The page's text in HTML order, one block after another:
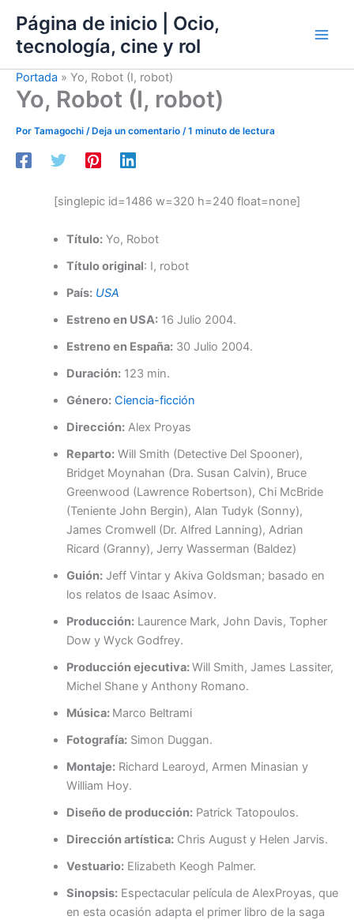
contenido
Página de inicio | Ocio,
tecnología, cine y rol
Portada » Yo, Robot (I, robot)
Yo, Robot (I, robot)
Por Tamagochi / Deja un comentario /1 minuto de lectura
[singlepic id=1486 w=320 h=240 float=none]
Título:Yo, Robot
Título original: I, robot
País: USA
Estreno en USA:16 Julio 2004.
Estreno en España:30 Julio 2004.
Duración:123 min.
Género: Ciencia-ficción
Dirección:Alex Proyas
Reparto:Will Smith (Detective Del Spooner),
Bridget Moynahan (Dra. Susan Calvin), Bruce
Greenwood (Lawrence Robertson), Chi McBride
(Teniente John Bergin), Alan Tudyk (Sonny),
James Cromwell (Dr. Alfred Lanning), Adrian
Ricard (Granny), Jerry Wasserman (Baldez)
Guión:Jeff Vintar y Akiva Goldsman; basado en
los relatos de Isaac Asimov.
Producción:Laurence Mark, John Davis, Topher
Dow y Wyck Godfrey.
Producción ejecutiva:Will Smith, James Lassiter,
Michel Shane y Anthony Romano.
Música: Marco Beltrami
Fotografía:Simon Duggan.
Montaje:Richard Learoyd, Armen Minasian y
William Hoy.
Diseño de producción:Patrick Tatopoulos.
Dirección artística:Chris August y Helen Jarvis.
Vestuario:Elizabeth Keogh Palmer.
Sinopsis:Espectacular película de AlexProyas, que
en esta ocasión adapta el primer libro de la saga